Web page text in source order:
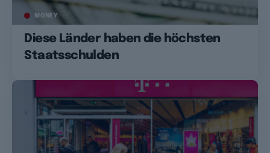
MONEY
Diese Länder haben die höchsten
Staatsschulden